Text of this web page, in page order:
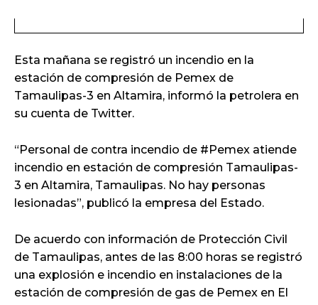
Esta mañana se registró un incendio en la
estación de compresión de Pemex de
Tamaulipas-3 en Altamira, informó la petrolera en
su cuenta de Twitter.
“Personal de contra incendio de #Pemex atiende
incendio en estación de compresión Tamaulipas-
3 en Altamira, Tamaulipas. No hay personas
lesionadas”, publicó la empresa del Estado.
De acuerdo con información de Protección Civil
de Tamaulipas, antes de las 8:00 horas se registró
una explosión e incendio en instalaciones de la
estación de compresión de gas de Pemex en El